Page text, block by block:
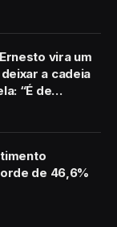
vira um
a cadeia
“É de
de 46,6%